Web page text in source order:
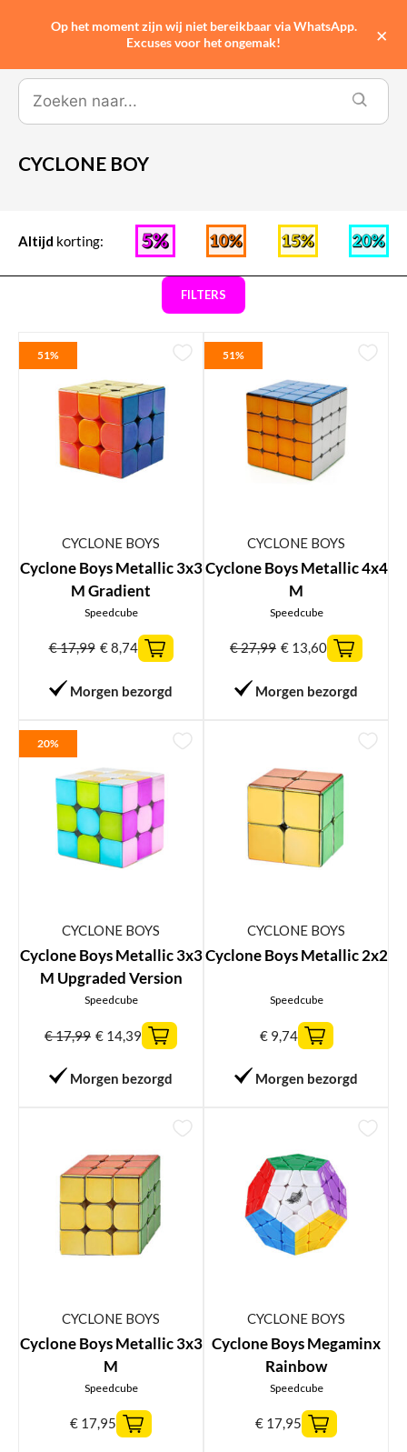
CYCLONE BOY
Altijd korting:
FILTERS
51%
CYCLONE BOYS
Cyclone Boys Metallic 3x3
M Gradient
Speedcube
€17,99 €8,74
Morgen bezorgd
51%
CYCLONE BOYS
Cyclone Boys Metallic 4x4
M
Speedcube
€27,99 € 13,60
Morgen bezorgd
20%
CYCLONE BOYS
Cyclone Boys Metallic 3x3
M Upgraded Version
Speedcube
€17,99 € 14,39
Morgen bezorgd
CYCLONE BOYS
Cyclone Boys Metallic 2x2
Speedcube
€9,74
Morgen bezorgd
CYCLONE BOYS
Cyclone Boys Metallic 3x3
M
Speedcube
€ 17,95
CYCLONE BOYS
Cyclone Boys Megaminx
Rainbow
Speedcube
€ 17,95
Op het moment zijn wij niet bereikbaar via WhatsApp.
Excuses voor het ongemak!
×